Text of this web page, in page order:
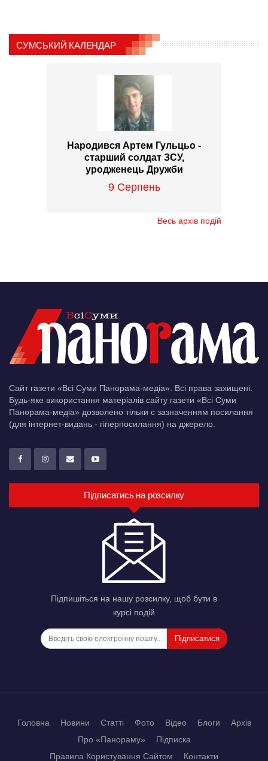
СУМСЬКИЙ КАЛЕНДАР
Народився Артем Гульцьо -
старший солдат ЗСУ,
уродженець Дружби
9 Серпень
Весь архів подій
Сайт газети «Всі Суми Панорама-медіа». Всі права захищені.
Будь-яке використання матеріалів сайту газети «Всі Суми
Панорама-медіа» дозволено тільки c зазначенням посилання
(для інтернет-видань - гіперпосилання) на джерело.
Підписатись на розсилку
Підпишіться на нашу розсилку, щоб бути в
курсі подій
Підписатися
Головна Новини Статті Фото Відео Блоги
Архів
Про «Панораму»
Підписка
Правила Користування Сайтом
Контакти